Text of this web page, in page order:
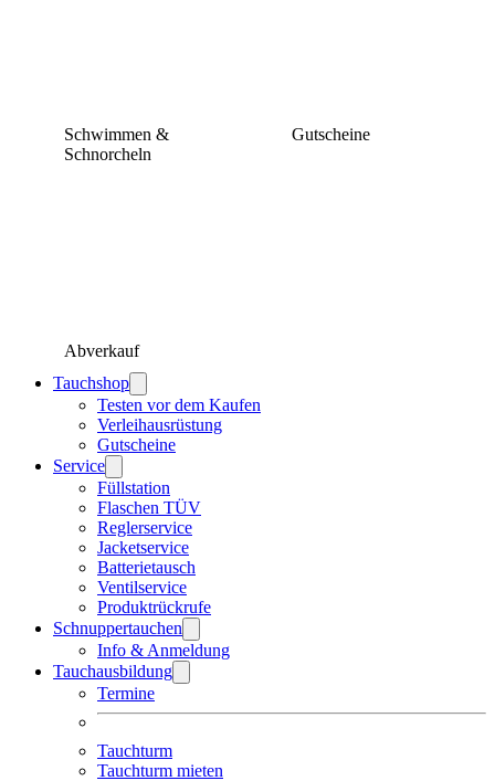
Schwimmen &
Schnorcheln
Gutscheine
Abverkauf
Tauchshop
Testen vor dem Kaufen
Verleihausrüstung
Gutscheine
Service
Füllstation
Flaschen TÜV
Reglerservice
Jacketservice
Batterietausch
Ventilservice
Produktrückrufe
Schnuppertauchen
Info & Anmeldung
Tauchausbildung
Termine
Tauchturm
Tauchturm mieten